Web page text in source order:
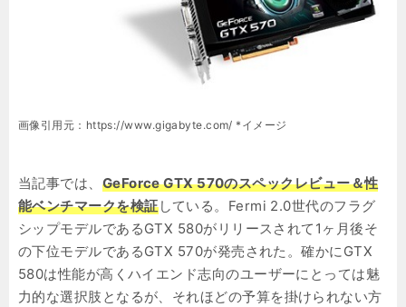
画像引用元：https://www.gigabyte.com/ *イメージ
当記事では、 GeForce GTX 570のスペックレビュー＆性
能ベンチマークを検証している。Fermi 2.0世代のフラグ
シップモデルであるGTX 580がリリースされて1ヶ月後そ
の下位モデルであるGTX 570が発売された。確かにGTX
580は性能が高くハイエンド志向のユーザーにとっては魅
力的な選択肢となるが、それほどの予算を掛けられない方